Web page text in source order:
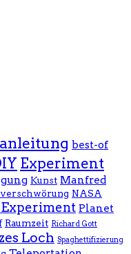
best-of
Experiment
Kunst Manfred
NASA
Planet
Raumzeit Richard Gott
Loch Spaghettifizierung